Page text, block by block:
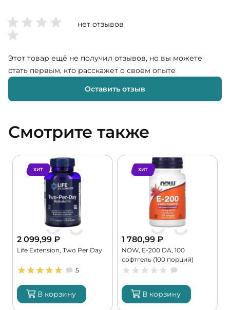
нет отзывов
Этот товар ещё не получил отзывов, но вы можете
стать первым, кто расскажет о своём опыте
Оставить отзыв
Смотрите также
ХИТ
2 099,99 ₽
Life Extension, Two Per Day
5
В корзину
ХИТ
1 780,99 ₽
NOW, E-200 DA, 100
софтгель (100 порций)
В корзину